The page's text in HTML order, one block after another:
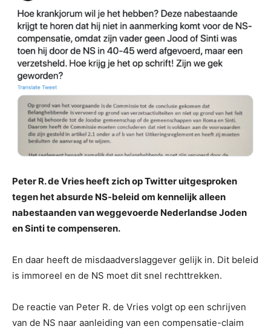
Peter R. de Vries heeft zich op Twitter uitgesproken
tegen het absurde NS-beleid om kennelijk alleen
nabestaanden van weggevoerde Nederlandse Joden
en Sinti te compenseren.
En daar heeft de misdaadverslaggever gelijk in. Dit beleid
is immoreel en de NS moet dit snel rechttrekken.
De reactie van Peter R. de Vries volgt op een schrijven
van de NS naar aanleiding van een compensatie-claim